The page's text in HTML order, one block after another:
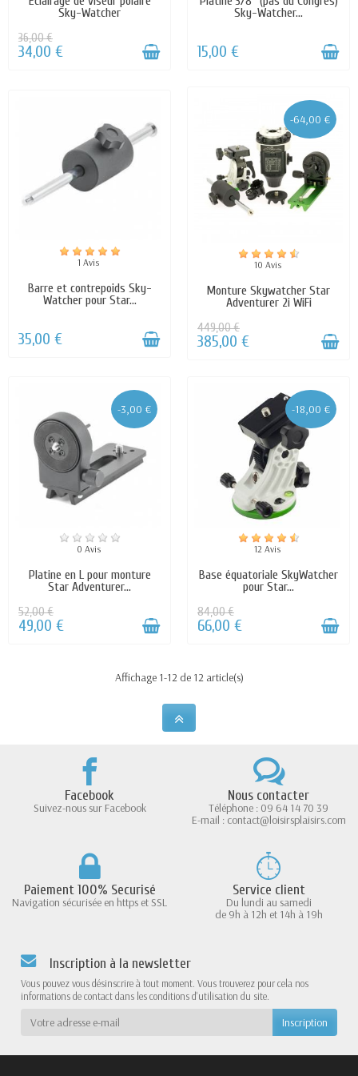
Sky-Watcher
36,00 €
34,00 €
Sky-Watcher...
15,00 €
1 Avis
Barre et contrepoids Sky-
Watcher pour Star...
35,00 €
-64,00 €
10 Avis
Monture Skywatcher Star
Adventurer 2i WiFi
449,00 €
385,00 €
-3,00 €
0 Avis
Platine en L pour monture
Star Adventurer...
52,00 €
49,00 €
-18,00 €
12 Avis
Base équatoriale SkyWatcher
pour Star...
84,00 €
66,00 €
Affichage 1-12 de 12 article(s)
Facebook
Suivez-nous sur Facebook
Nous contacter
Téléphone : 09 64 14 70 39
E-mail : contact@loisirsplaisirs.com
Paiement 100% Securisé
Navigation sécurisée en https et SSL
Service client
Du lundi au samedi
de 9h à 12h et 14h à 19h
Inscription à la newsletter
Vous pouvez vous désinscrire à tout moment. Vous trouverez pour cela nos
informations de contact dans les conditions d'utilisation du site.